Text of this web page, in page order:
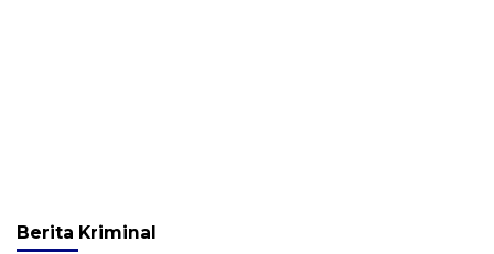
Berita Kriminal